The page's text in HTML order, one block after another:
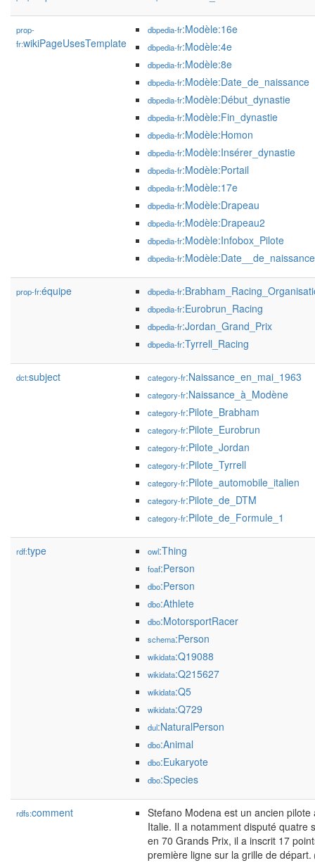
prop-
fr:wikiPageUsesTemplate
dbpedia-fr:Modèle:16e
dbpedia-fr:Modèle:4e
dbpedia-fr:Modèle:8e
dbpedia-fr:Modèle:Date_de_naissance
dbpedia-fr:Modèle:Début_dynastie
dbpedia-fr:Modèle:Fin_dynastie
dbpedia-fr:Modèle:Homon
dbpedia-fr:Modèle:Insérer_dynastie
dbpedia-fr:Modèle:Portail
dbpedia-fr:Modèle:17e
dbpedia-fr:Modèle:Drapeau
dbpedia-fr:Modèle:Drapeau2
dbpedia-fr:Modèle:Infobox_Pilote
dbpedia-fr:Modèle:Date__de_naissance
prop-fr:équipe dbpedia-fr
dbpedia-fr:Eurobrun_Racing
dbpedia-fr:Jordan_Grand_Prix
dbpedia-fr:Tyrrell_Racing
dct:subject category-fr:Naissance_en_mai_1963
category-fr:Naissance_à_Modène
category-fr:Pilote_Brabham
category-fr:Pilote_Eurobrun
category-fr:Pilote_Jordan
category-fr:Pilote_Tyrrell
category-fr:Pilote_automobile_italien
category-fr:Pilote_de_DTM
category-fr:Pilote_de_Formule_1
rdf:type owl:Thing
foaf:Person
dbo:Person
dbo:Athlete
dbo:MotorsportRacer
schema:Person
wikidata:Q19088
wikidata:Q215627
wikidata:Q5
wikidata:Q729
dul:NaturalPerson
dbo:Animal
dbo:Eukaryote
dbo:Species
rdfs:comment
Stefano Modena est un ancien
Italie. Il a notamment disputé quatre
en 70 Grands Prix, il a inscrit 17
première ligne sur la grille de départ.